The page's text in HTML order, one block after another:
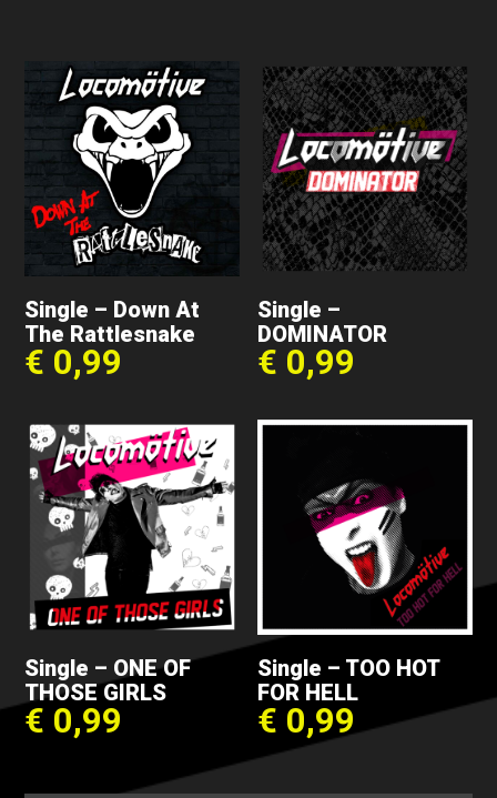
Single – Down At
The Rattlesnake
€ 0,99
Single –
DOMINATOR
€ 0,99
Single – ONE OF
THOSE GIRLS
€ 0,99
Single – TOO HOT
FOR HELL
€ 0,99